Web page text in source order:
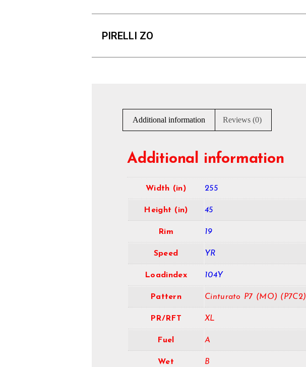
PIRELLI ZO
Additional information Reviews (0)
Additional information
Width (in) 255
Height (in) 45
Rim 19
Speed YR
Loadindex 104Y
Pattern Cinturato P7 (MO) (P7C2)
PR/RFT XL
Fuel A
Wet B